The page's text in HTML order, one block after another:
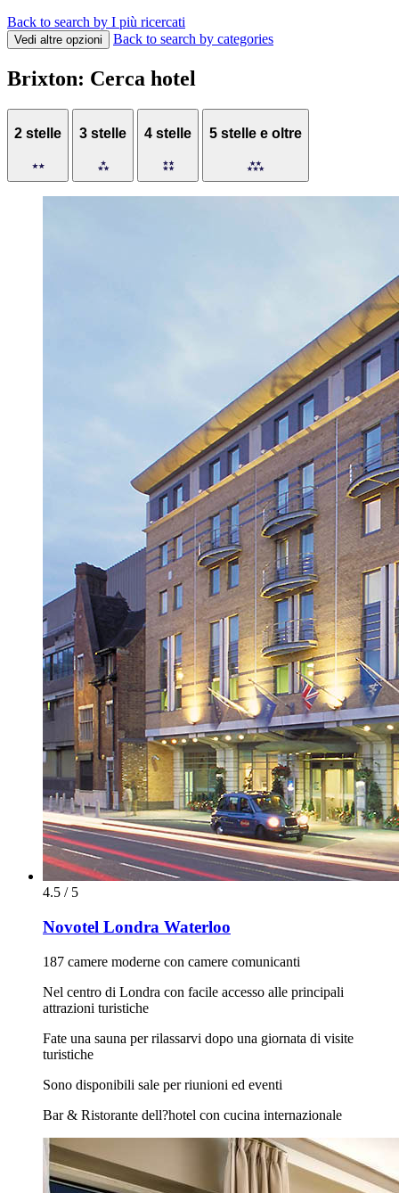
Back to search by I più ricercati
Vedi altre opzioni Back to search by categories
Brixton: Cerca hotel
2 stelle 3 stelle 4 stelle 5 stelle e oltre
4.5 / 5
Novotel Londra Waterloo
187 camere moderne con camere comunicanti
Nel centro di Londra con facile accesso alle principali
attrazioni turistiche
Fate una sauna per rilassarvi dopo una giornata di visite
turistiche
Sono disponibili sale per riunioni ed eventi
Bar & Ristorante dell?hotel con cucina internazionale